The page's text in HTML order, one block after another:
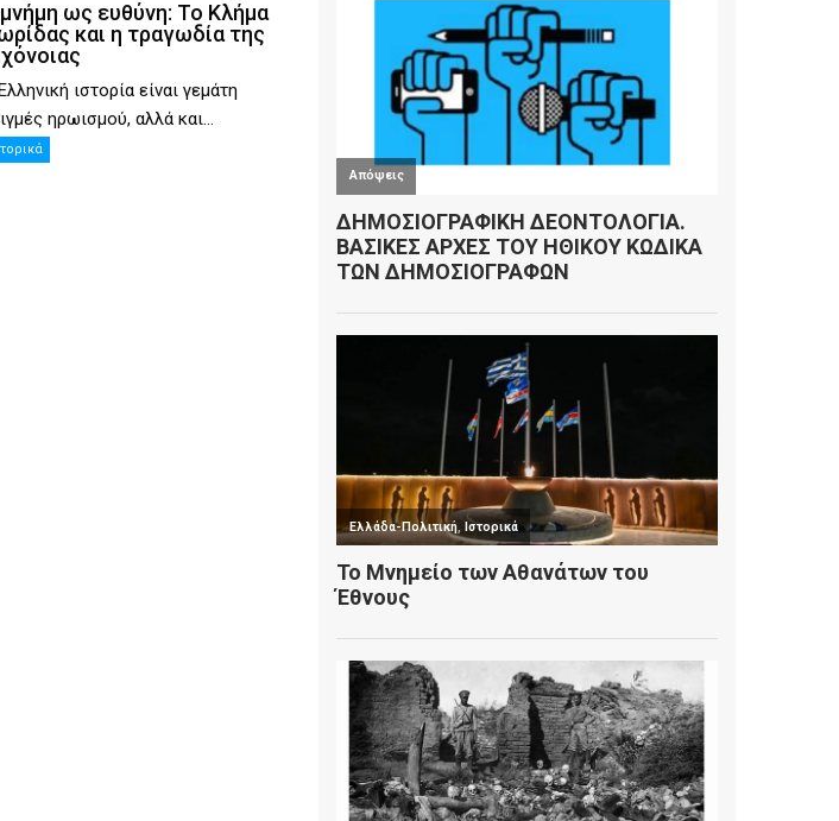
ως ευθύνη: Το Κλήμα
και η τραγωδία της
ιστορία είναι γεμάτη
ηρωισμού, αλλά και...